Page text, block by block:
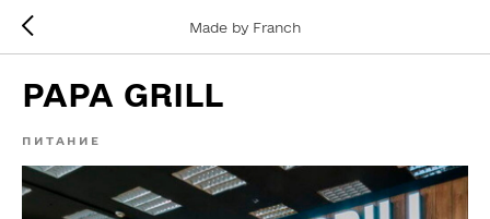
Made by Franch
PAPA GRILL
ПИТАНИЕ